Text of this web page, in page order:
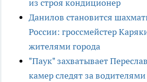
из строя кондиционер
Данилов становится
России: гроссмейстер
жителями города
"Паук" захватывает
камер следят за водителями